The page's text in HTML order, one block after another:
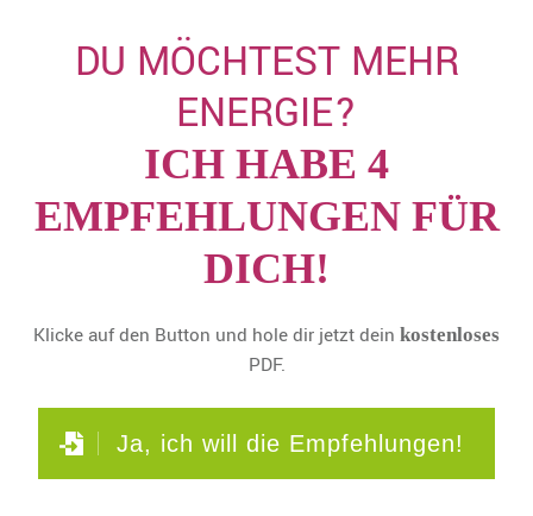
DU MÖCHTEST MEHR
ENERGIE?
ICH HABE 4
EMPFEHLUNGEN FÜR
DICH!
Klicke auf den Button und hole dir jetzt dein kostenloses
PDF.
Ja, ich will die Empfehlungen!